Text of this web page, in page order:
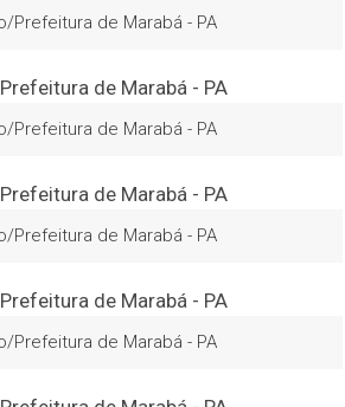
Prefeitura de Marabá - PA
Prefeitura de Marabá - PA
Prefeitura de Marabá - PA
Prefeitura de Marabá - PA